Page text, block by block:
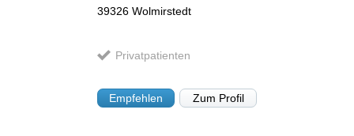
39326 Wolmirstedt
Privatpatienten
Empfehlen Zum Profil